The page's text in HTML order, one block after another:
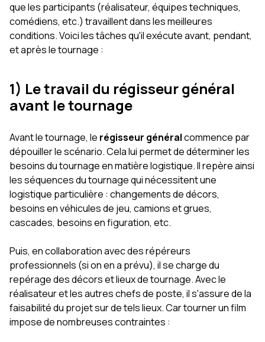
que les participants (réalisateur, équipes techniques,
comédiens, etc.) travaillent dans les meilleures
conditions. Voici les tâches qu'il exécute avant, pendant,
et après le tournage :
1) Le travail du régisseur général
avant le tournage
Avant le tournage, le régisseur généralcommence par
dépouiller le scénario. Cela lui permet de déterminer les
besoins du tournage en matière logistique. Il repère ainsi
les séquences du tournage qui nécessitent une
logistique particulière : changements de décors,
besoins en véhicules de jeu, camions et grues,
cascades, besoins en figuration, etc.
Puis, en collaboration avec des répéreurs
professionnels (si on en a prévu), il se charge du
repérage des décors et lieux de tournage. Avec le
réalisateur et les autres chefs de poste, il s'assure de la
faisabilité du projet sur de tels lieux. Car tourner un film
impose de nombreuses contraintes :